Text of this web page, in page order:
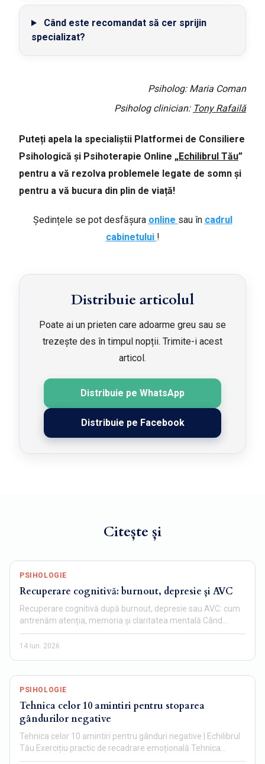
Când este recomandat să cer sprijin
specializat?
Psiholog: Maria Coman
Psiholog clinician: Tony Rafailă
Puteți apela la specialiștii Platformei de Consiliere
Psihologică și Psihoterapie Online „Echilibrul Tău”
pentru a vă rezolva problemele legate de somn și
pentru a vă bucura din plin de viață!
Ședințele se pot desfășura online sau în cadrul
cabinetului !
Distribuie articolul
Poate ai un prieten care adoarme greu sau se
trezește des în timpul nopții. Trimite-i acest
articol.
Distribuie pe WhatsApp
Distribuie pe Facebook
Citește și
PSIHOLOGIE
Recuperare cognitivă: burnout, depresie și AVC
Recuperare cognitivă după burnout, depresie sau AVC: cum
antrenăm atenția, memoria și claritatea mentală Când
mintea…
14 iun. 2026
PSIHOLOGIE
Tehnica celor 10 amintiri pentru stoparea
gândurilor negative
Tehnica celor 10 amintiri pentru gânduri negative | Echilibrul
Tău Exercițiu practic de recadrare emoțională Tehnica…